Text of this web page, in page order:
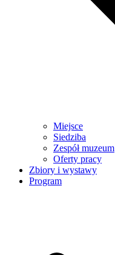
Miejsce
Siedziba
Zespół muzeum
Oferty pracy
Zbiory i wystawy
Program